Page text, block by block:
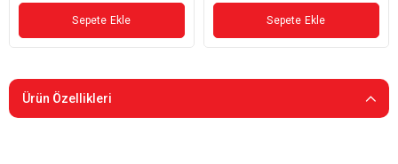
Sepete Ekle Sepete Ekle
Ürün Özellikleri